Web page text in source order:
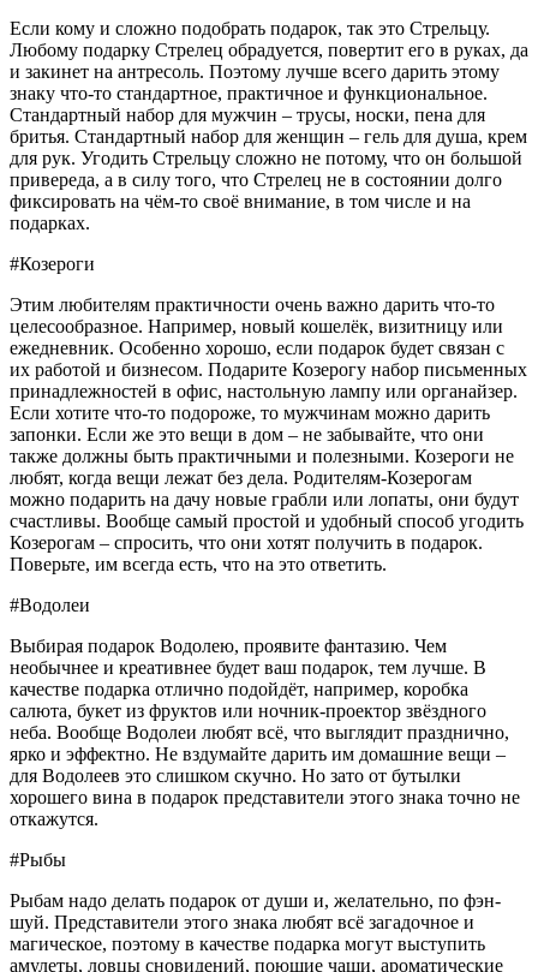
Если кому и сложно подобрать подарок, так это Стрельцу.
Любому подарку Стрелец обрадуется, повертит его в руках, да
и закинет на антресоль. Поэтому лучше всего дарить этому
знаку что-то стандартное, практичное и функциональное.
Стандартный набор для мужчин – трусы, носки, пена для
бритья. Стандартный набор для женщин – гель для душа, крем
для рук. Угодить Стрельцу сложно не потому, что он большой
привереда, а в силу того, что Стрелец не в состоянии долго
фиксировать на чём-то своё внимание, в том числе и на
подарках.
#Козероги
Этим любителям практичности очень важно дарить что-то
целесообразное. Например, новый кошелёк, визитницу или
ежедневник. Особенно хорошо, если подарок будет связан с
их работой и бизнесом. Подарите Козерогу набор письменных
принадлежностей в офис, настольную лампу или органайзер.
Если хотите что-то подороже, то мужчинам можно дарить
запонки. Если же это вещи в дом – не забывайте, что они
также должны быть практичными и полезными. Козероги не
любят, когда вещи лежат без дела. Родителям-Козерогам
можно подарить на дачу новые грабли или лопаты, они будут
счастливы. Вообще самый простой и удобный способ угодить
Козерогам – спросить, что они хотят получить в подарок.
Поверьте, им всегда есть, что на это ответить.
#Водолеи
Выбирая подарок Водолею, проявите фантазию. Чем
необычнее и креативнее будет ваш подарок, тем лучше. В
качестве подарка отлично подойдёт, например, коробка
салюта, букет из фруктов или ночник-проектор звёздного
неба. Вообще Водолеи любят всё, что выглядит празднично,
ярко и эффектно. Не вздумайте дарить им домашние вещи –
для Водолеев это слишком скучно. Но зато от бутылки
хорошего вина в подарок представители этого знака точно не
откажутся.
#Рыбы
Рыбам надо делать подарок от души и, желательно, по фэн-
шуй. Представители этого знака любят всё загадочное и
магическое, поэтому в качестве подарка могут выступить
амулеты, ловцы сновидений, поющие чаши, ароматические